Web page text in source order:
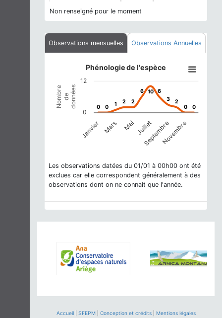
Non renseigné pour le moment
Observations mensuelles Observations Annuelles
View as data table, Phénologie de l'espèce
The chart has 1 X axis displaying categories.
The chart has 1 Y axis displaying Nombre de données.
Nombre de données
Phénologie de l'espèce
0
0 0
0 11 2
2 2
2
6
6 10
10 6
6
3
3 2
2
0
0 0
0
Janvier Mars Mai Juillet
SeptembreNovembre
0
12
Les observations datées du 01/01 à 00h00 ont été
exclues car elle correspondent généralement à des
observations dont on ne connait que l'année.
Accueil| SFEPM| Conception et crédits| Mentions légales